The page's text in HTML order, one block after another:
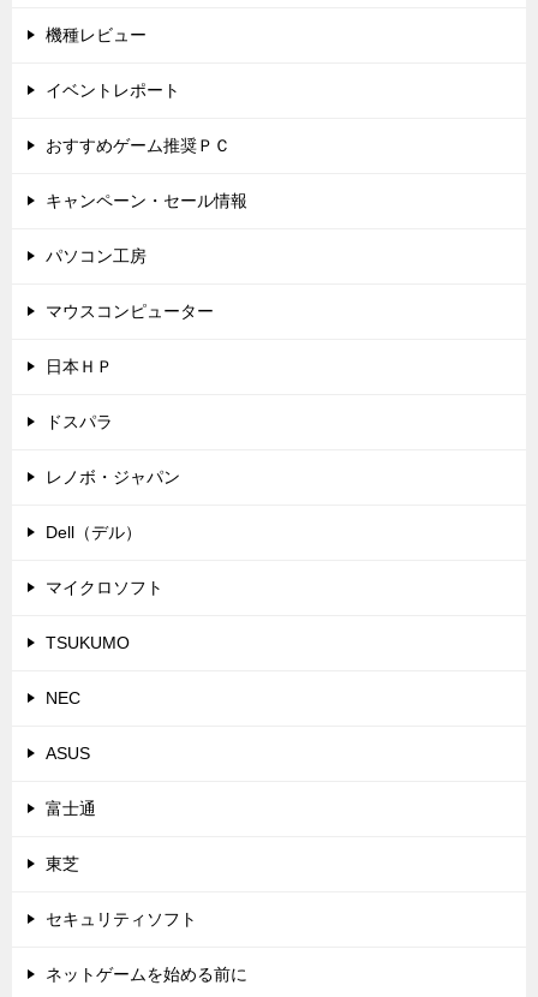
機種レビュー
イベントレポート
おすすめゲーム推奨ＰＣ
キャンペーン・セール情報
パソコン工房
マウスコンピューター
日本ＨＰ
ドスパラ
レノボ・ジャパン
Dell（デル）
マイクロソフト
TSUKUMO
NEC
ASUS
富士通
東芝
セキュリティソフト
ネットゲームを始める前に